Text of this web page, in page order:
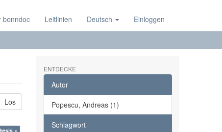
bonndoc Leitlinien Deutsch Einloggen
Los
×
ENTDECKE
Autor
Popescu, Andreas (1)
Schlagwort